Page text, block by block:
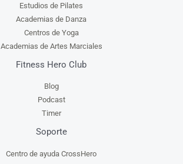
Estudios de Pilates
Academias de Danza
Centros de Yoga
Academias de Artes Marciales
Fitness Hero Club
Blog
Podcast
Timer
Soporte
Centro de ayuda CrossHero